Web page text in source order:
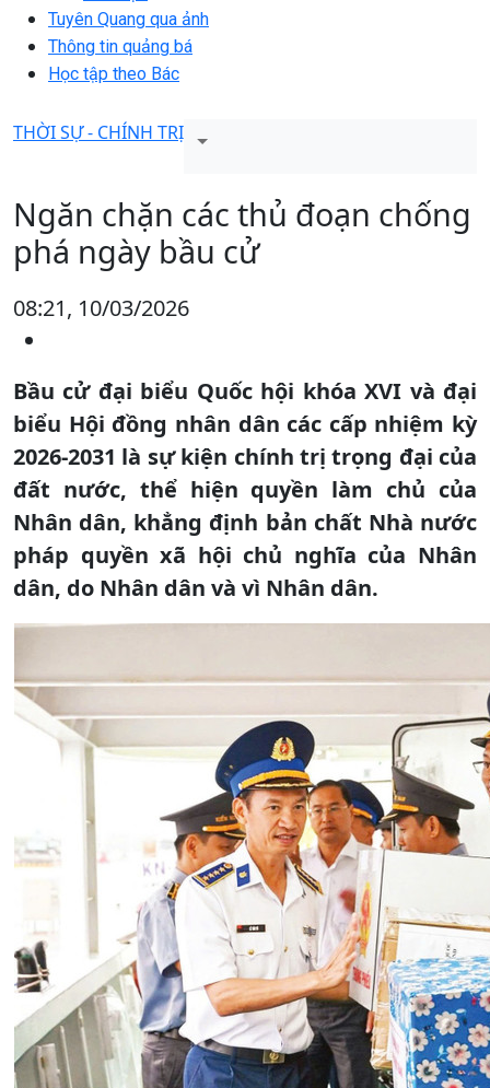
Tuyên Quang qua ảnh
Thông tin quảng bá
Học tập theo Bác
THỜI SỰ - CHÍNH TRỊ
Ngăn chặn các thủ đoạn chống
phá ngày bầu cử
08:21, 10/03/2026
Bầu cử đại biểu Quốc hội khóa XVI và đại
biểu Hội đồng nhân dân các cấp nhiệm kỳ
2026-2031 là sự kiện chính trị trọng đại của
đất nước, thể hiện quyền làm chủ của
Nhân dân, khẳng định bản chất Nhà nước
pháp quyền xã hội chủ nghĩa của Nhân
dân, do Nhân dân và vì Nhân dân.